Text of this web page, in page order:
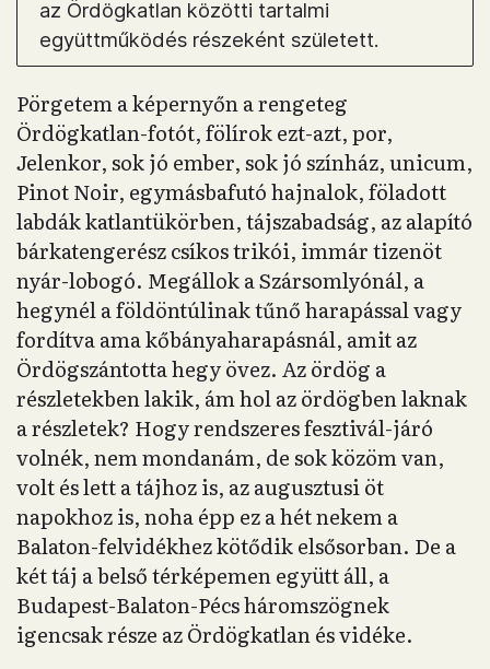
az Ördögkatlan közötti tartalmi
együttműködés részeként született.
Pörgetem a képernyőn a rengeteg
Ördögkatlan-fotót, fölírok ezt-azt, por,
Jelenkor, sok jó ember, sok jó színház, unicum,
Pinot Noir, egymásbafutó hajnalok, föladott
labdák katlantükörben, tájszabadság, az alapító
bárkatengerész csíkos trikói, immár tizenöt
nyár-lobogó. Megállok a Szársomlyónál, a
hegynél a földöntúlinak tűnő harapással vagy
fordítva ama kőbányaharapásnál, amit az
Ördögszántotta hegy övez. Az ördög a
részletekben lakik, ám hol az ördögben laknak
a részletek? Hogy rendszeres fesztivál-járó
volnék, nem mondanám, de sok közöm van,
volt és lett a tájhoz is, az augusztusi öt
napokhoz is, noha épp ez a hét nekem a
Balaton-felvidékhez kötődik elsősorban. De a
két táj a belső térképemen együtt áll, a
Budapest-Balaton-Pécs háromszögnek
igencsak része az Ördögkatlan és vidéke.